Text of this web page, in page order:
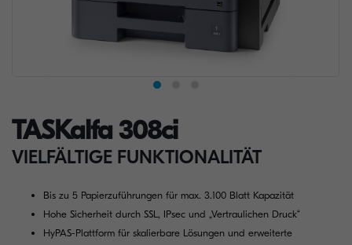
TASKalfa 308ci
VIELFÄLTIGE FUNKTIONALITÄT
Bis zu 5 Papierzuführungen für max. 3.100 Blatt Kapazität
Hohe Sicherheit durch SSL, IPsec und „Vertraulichen Druck“
HyPAS-Plattform für skalierbare Lösungen und erweiterte